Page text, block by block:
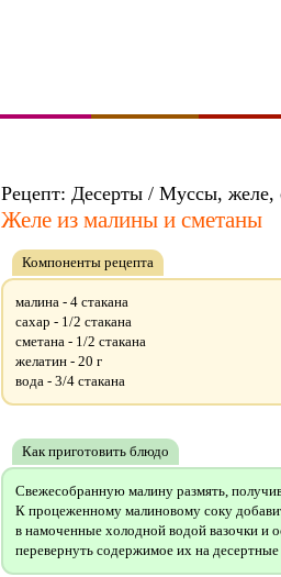
Рецепт: Десерты / Муссы, желе,
Желе из малины и сметаны
Компоненты рецепта
малина - 4 стакана
сахар - 1/2 стакана
сметана - 1/2 стакана
желатин - 20 г
вода - 3/4 стакана
Как приготовить блюдо
Свежесобранную малину размять,
К процеженному малиновому соку
в намоченные холодной водой вазочки и
перевернуть содержимое их на